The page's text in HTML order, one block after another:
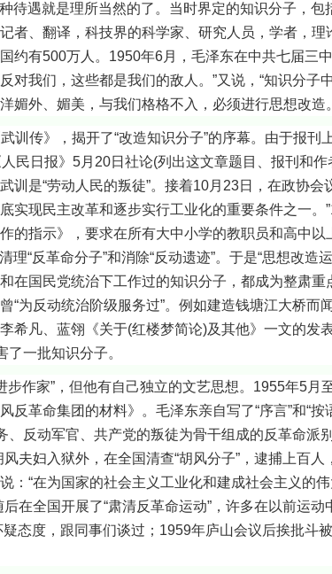
待遇就是理所当然的了。当时界定的知识分子，
者、翻译，科技界的科学家、研究人员，学者，理
约有500万人。1950年6月，毛泽东在中共七届三
我们，这些都是我们的敌人。”又说，“知识分子
媚外、媚美，与我们格格不入，必须进行思想改造
》，揭开了“改造知识分子”的序幕。由于报刊上
民日报》5月20日社论(列出这文章题目、报刊和
训是“劳动人民的叛徒”。接着10月23日，在政协会
实现民主改革和逐步实行工业化的重要条件之一。
的指示》，要求在所有大中小学的教职员和高中以
理“反革命分子”和消除“反动遗迹”。于是“思想改造
在国民党统治下工作过的知识分子，都成为整肃
“为反动统治阶级服务过”。例如建造钱塘江大桥而
希凡、蓝翎《关于(红楼梦简论)及其他》一文的发
了一批知识分子。
家”，但他有自己独立的文艺思想。1955年5月
革命集团的材料》。毛泽东亲自写了“序言”和“按
、反动军官、共产党的叛徒为骨干组成的反革命派
夫妇入狱外，在全国清查“胡风分子”，逮捕上百
：“在为国家的社会主义工业化和建成社会主义的
在全国开展了“肃清反革命运动”，许多在以前运动
疑态度，跟同事们谈过；1959年庐山会议后挨批斗